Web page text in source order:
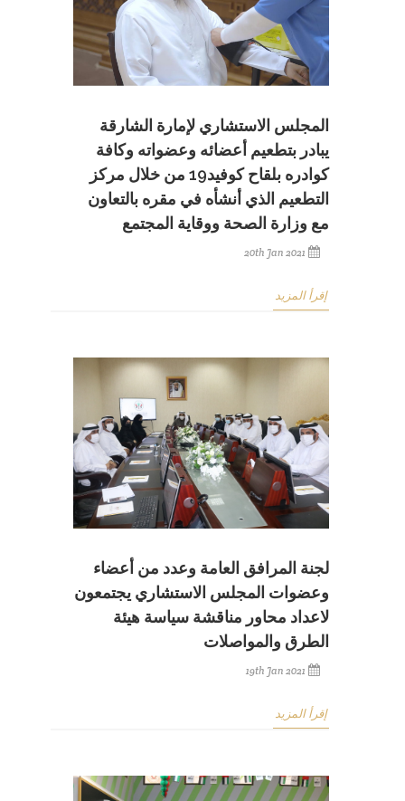
المجلس الاستشاري لإمارة الشارقة
يبادر بتطعيم أعضائه وعضواته وكافة
كوادره بلقاح كوفيد19 من خلال مركز
التطعيم الذي أنشأه في مقره بالتعاون
مع وزارة الصحة ووقاية المجتمع
20th Jan 2021
إقرأ المزيد
لجنة المرافق العامة وعدد من أعضاء
وعضوات المجلس الاستشاري يجتمعون
لاعداد محاور مناقشة سياسة هيئة
الطرق والمواصلات
19th Jan 2021
إقرأ المزيد